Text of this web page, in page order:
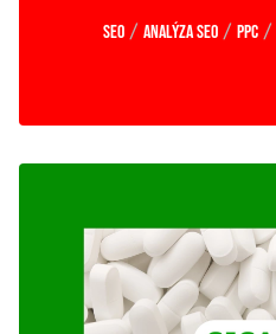
SEO / Analýza SEO / PPC /